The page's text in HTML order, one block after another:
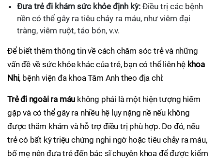
Đưa trẻ đi khám sức khỏe định kỳ: Điều trị các bệnh
nền có thể gây ra tiêu chảy ra máu, như viêm đại
tràng, viêm ruột, táo bón, v.v.
Để biết thêm thông tin về cách chăm sóc trẻ và những
vấn đề về sức khỏe khác của trẻ, bạn có thể liên hệ khoa
Nhi, bệnh viện đa khoa Tâm Anh theo địa chỉ:
Trẻ đi ngoài ra máu không phải là một hiện tượng hiếm
gặp và có thể gây ra nhiều hệ lụy nặng nề nếu không
được thăm khám và hỗ trợ điều trị phù hợp. Do đó, nếu
trẻ có bất kỳ triệu chứng nghi ngờ hoặc tiêu chảy ra máu,
bố mẹ nên đưa trẻ đến bác sĩ chuyên khoa để được kiểm